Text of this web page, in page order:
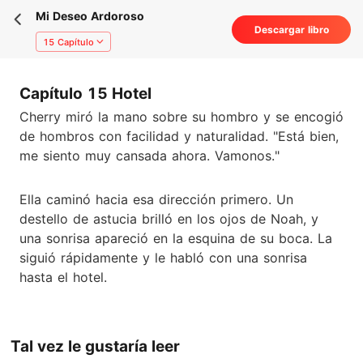
Mi Deseo Ardoroso
15 Capítulo
Descargar libro
Capítulo 15 Hotel
Cherry miró la mano sobre su hombro y se encogió
de hombros con facilidad y naturalidad. "Está bien,
me siento muy cansada ahora. Vamonos."
Ella caminó hacia esa dirección primero. Un
destello de astucia brilló en los ojos de Noah, y
una sonrisa apareció en la esquina de su boca. La
siguió rápidamente y le habló con una sonrisa
hasta el hotel.
Tal vez le gustaría leer